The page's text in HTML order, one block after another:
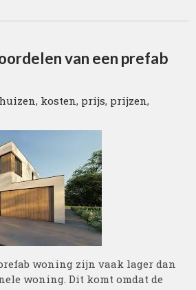
van een prefab
huizen, kosten, prijs, prijzen,
woning zijn vaak lager dan
woning. Dit komt omdat de